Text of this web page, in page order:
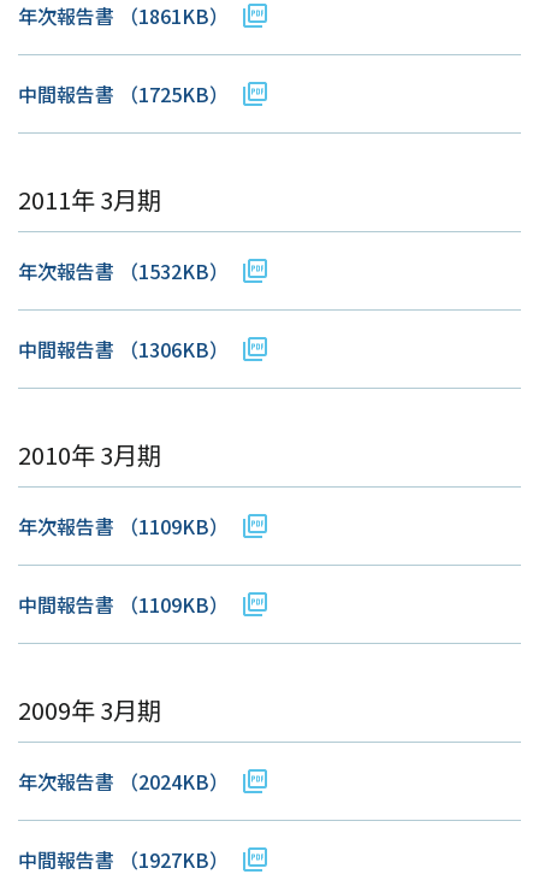
年次報告書 （1861KB）
中間報告書 （1725KB）
2011年 3月期
年次報告書 （1532KB）
中間報告書 （1306KB）
2010年 3月期
年次報告書 （1109KB）
中間報告書 （1109KB）
2009年 3月期
年次報告書 （2024KB）
中間報告書 （1927KB）